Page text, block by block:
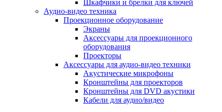
Шкафчики и брелки для ключей
Аудио-видео техника
Проекционное оборудование
Экраны
Аксессуары для проекционного
оборудования
Проекторы
Аксессуары для аудио-видео техники
Акустические микрофоны
Кронштейны для проекторов
Кронштейны для DVD акустики
Кабели для аудио/видео